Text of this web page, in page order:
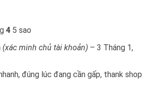
4 5 sao
(xác minh chủ tài khoản) – 3 Tháng 1,
đúng lúc đang cần gấp, thank shop